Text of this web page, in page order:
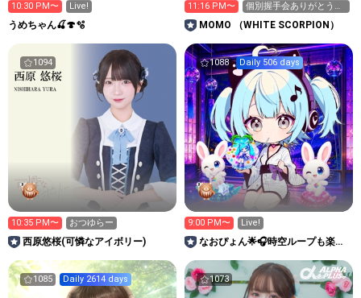
10:30 PM〜 Live!
うめちゃん🍒🍄🫧
11:16 PM〜
個別握手会ありがとう
♡♡
MOMO （WHITE SCORPION）
1094
10:35 PM〜 おつゆらー
西原悠桜(可憐なアイボリー)
1088 Daily 506 days
9:00 PM〜 Live!
なおぴょん🌟🎧時空ループも楽し
1085 Daily 2614 days 1073